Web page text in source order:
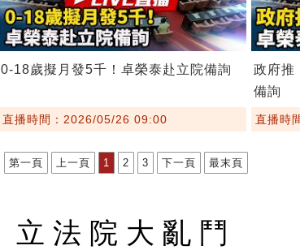
0-18歲擬月發5千！卓榮泰赴立院備詢
直播時間：2026/05/26 09:00
政府推
備詢
直播時
第一頁 上一頁 1 2 3 下一頁 最末頁
立法院大亂鬥